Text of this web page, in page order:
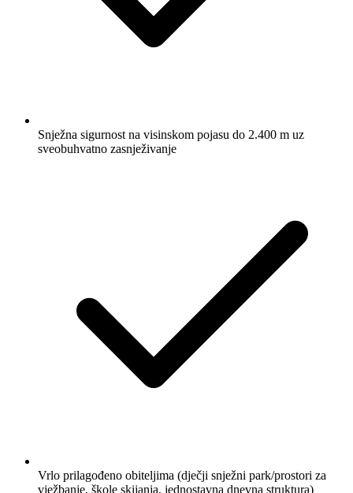
Snježna sigurnost na visinskom pojasu do 2.400 m uz
sveobuhvatno zasnježivanje
Vrlo prilagođeno obiteljima (dječji snježni park/prostori za
vježbanje, škole skijanja, jednostavna dnevna struktura)